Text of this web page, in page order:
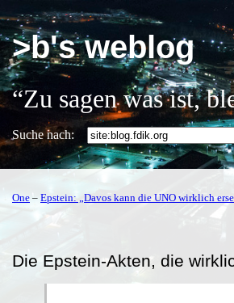
>b's weblog
“Zu sagen was ist,
Suche nach:
One – Epstein: „Davos kann die UNO wirklich
Die Epstein-Akten, die